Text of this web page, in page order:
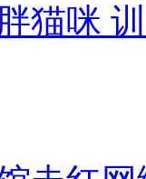
猫咪